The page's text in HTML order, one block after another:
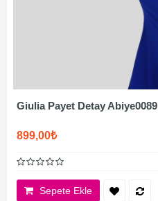
Giulia Payet Detay Abiye0089
899,00₺
Sepete Ekle